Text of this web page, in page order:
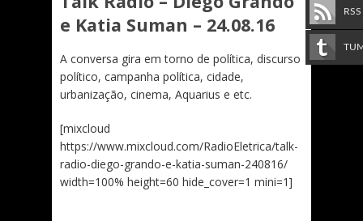
e Katia Suman – 24.08.16
A conversa gira em torno de política, discurso
político, campanha política, cidade,
urbanização, cinema, Aquarius e etc.
[mixcloud
https://www.mixcloud.com/RadioEletrica/talk-
radio-diego-grando-e-katia-suman-240816/
width=100% height=60 hide_cover=1 mini=1]
RSS